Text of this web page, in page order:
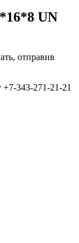
UN
отправив
343-271-21-21